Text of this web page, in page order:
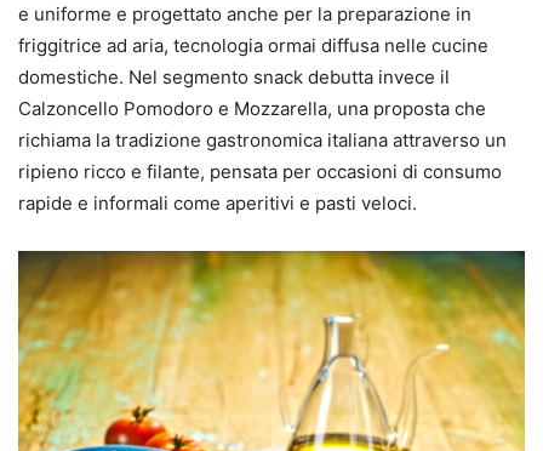
e uniforme e progettato anche per la preparazione in
friggitrice ad aria, tecnologia ormai diffusa nelle cucine
domestiche. Nel segmento snack debutta invece il
Calzoncello Pomodoro e Mozzarella, una proposta che
richiama la tradizione gastronomica italiana attraverso un
ripieno ricco e filante, pensata per occasioni di consumo
rapide e informali come aperitivi e pasti veloci.